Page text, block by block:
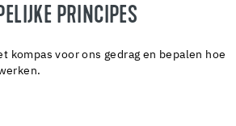
PRINCIPES
kompas voor ons gedrag en bepalen hoe